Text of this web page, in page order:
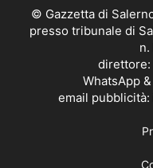
© Gazzetta di
presso tribunale di
n.
direttore:
WhatsApp
email